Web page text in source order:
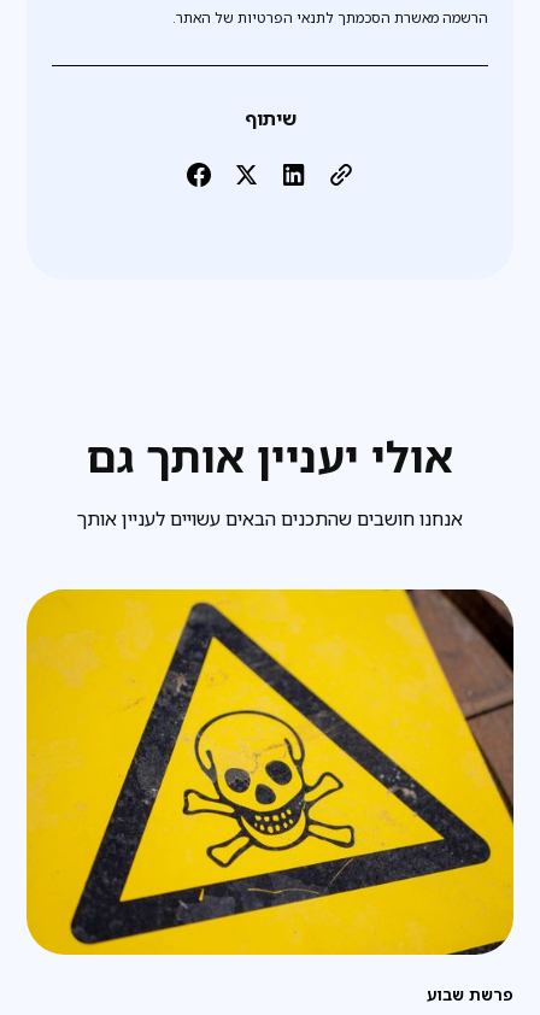
הרשמה מאשרת הסכמתך לתנאי הפרטיות של האתר.
שיתוף
אולי יעניין אותך גם
אנחנו חושבים שהתכנים הבאים עשויים לעניין אותך
פרשת שבוע